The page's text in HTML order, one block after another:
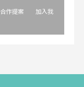
合作提案
加入我